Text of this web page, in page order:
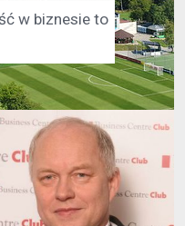
w biznesie to